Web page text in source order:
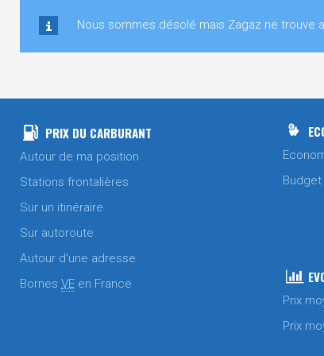
Nous sommes désolé mais Zagaz ne trouve
PRIX DU CARBURANT
Autour de ma position
Stations frontalières
Sur un itinéraire
Sur autoroute
Autour d'une adresse
Bornes VE en France
Prix
Prix